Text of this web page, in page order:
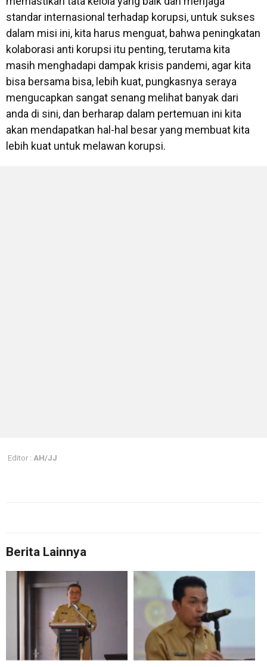
standar internasional terhadap korupsi, untuk sukses
dalam misi ini, kita harus menguat, bahwa peningkatan
kolaborasi anti korupsi itu penting, terutama kita
masih menghadapi dampak krisis pandemi, agar kita
bisa bersama bisa, lebih kuat, pungkasnya seraya
mengucapkan sangat senang melihat banyak dari
anda di sini, dan berharap dalam pertemuan ini kita
akan mendapatkan hal-hal besar yang membuat kita
lebih kuat untuk melawan korupsi.
Editor : AH/JJ
Berita Lainnya